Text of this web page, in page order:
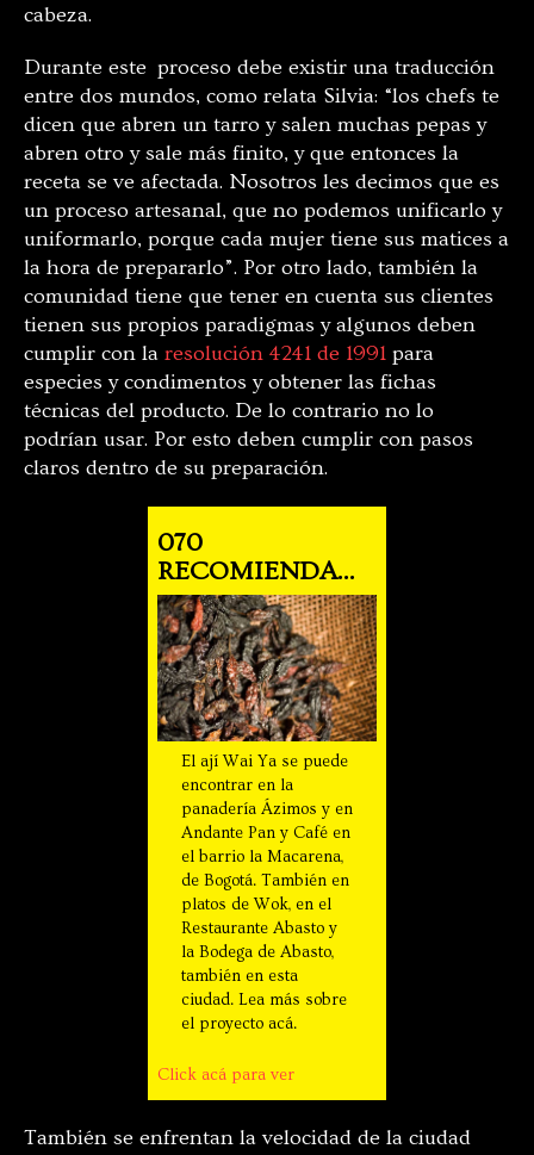
cabeza.
Durante este proceso debe existir una traducción
entre dos mundos, como relata Silvia: “los chefs te
dicen que abren un tarro y salen muchas pepas y
abren otro y sale más finito, y que entonces la
receta se ve afectada. Nosotros les decimos que es
un proceso artesanal, que no podemos unificarlo y
uniformarlo, porque cada mujer tiene sus matices a
la hora de prepararlo”. Por otro lado, también la
comunidad tiene que tener en cuenta sus clientes
tienen sus propios paradigmas y algunos deben
cumplir con la resolución 4241 de 1991 para
especies y condimentos y obtener las fichas
técnicas del producto. De lo contrario no lo
podrían usar. Por esto deben cumplir con pasos
claros dentro de su preparación.
070
RECOMIENDA...
El ají Wai Ya se puede
encontrar en la
panadería Ázimos y en
Andante Pan y Café en
el barrio la Macarena,
de Bogotá. También en
platos de Wok, en el
Restaurante Abasto y
la Bodega de Abasto,
también en esta
ciudad. Lea más sobre
el proyecto acá.
Click acá para ver
También se enfrentan la velocidad de la ciudad